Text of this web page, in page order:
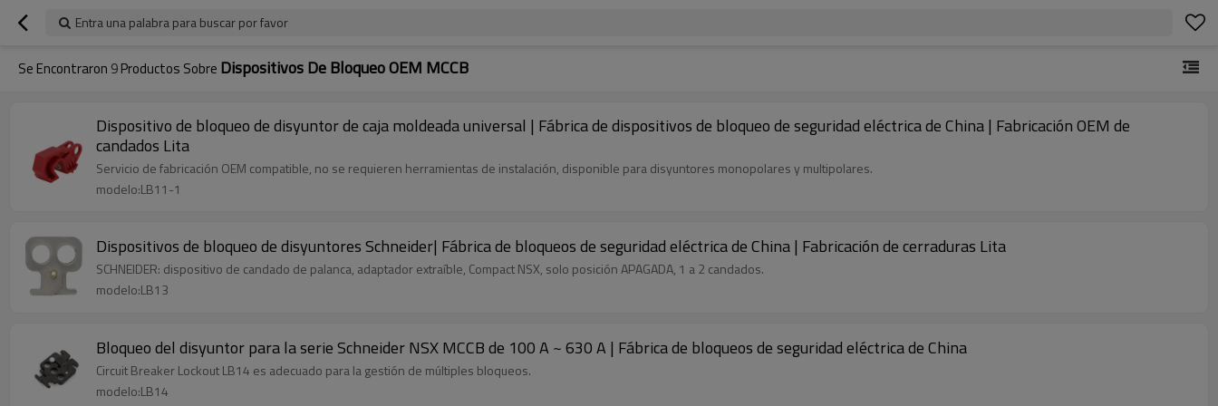
Entra una palabra para buscar por favor
Se Encontraron 9Productos Sobre Dispositivos De Bloqueo OEM MCCB
Dispositivo de bloqueo de disyuntor de caja moldeada universal | Fábrica de dispositivos de bloqueo de seguridad eléctrica de China | Fabricación OEM de
candados Lita
Servicio de fabricación OEM compatible, no se requieren herramientas de instalación, disponible para disyuntores monopolares y multipolares.
modelo:LB11-1
Dispositivos de bloqueo de disyuntores Schneider| Fábrica de bloqueos de seguridad eléctrica de China | Fabricación de cerraduras Lita
SCHNEIDER: dispositivo de candado de palanca, adaptador extraíble, Compact NSX, solo posición APAGADA, 1 a 2 candados.
modelo:LB13
Bloqueo del disyuntor para la serie Schneider NSX MCCB de 100 A ~ 630 A | Fábrica de bloqueos de seguridad eléctrica de China
Circuit Breaker Lockout LB14 es adecuado para la gestión de múltiples bloqueos.
modelo:LB14